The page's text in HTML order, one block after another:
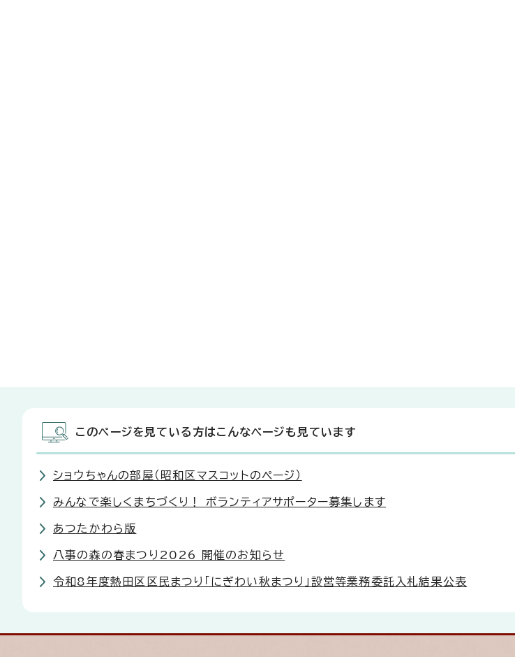
このページを見ている方はこんなページも見ています
ショウちゃんの部屋（昭和区マスコットのページ）
みんなで楽しくまちづくり！ ボランティアサポーター募集します
あつたかわら版
八事の森の春まつり2026 開催のお知らせ
令和8年度熱田区区民まつり「にぎわい秋まつり」設営等業務委託入札結果公表